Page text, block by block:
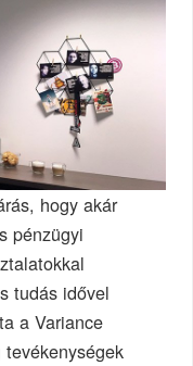
hogy akár
pénzügyi
tudás idővel
a Variance